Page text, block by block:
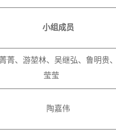
小组成员
菁、游堃林、吴继弘、鲁明贵
莹莹
陶嘉伟